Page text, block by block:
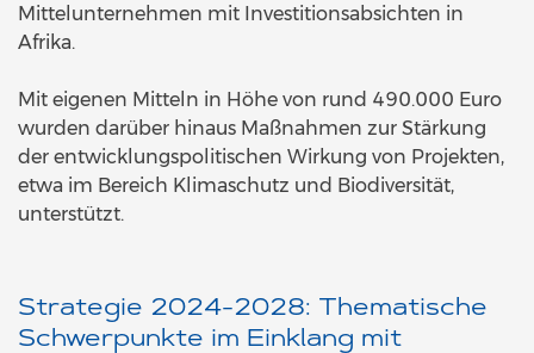
Mittelunternehmen mit Investitionsabsichten in
Afrika.
Mit eigenen Mitteln in Höhe von rund 490.000 Euro
wurden darüber hinaus Maßnahmen zur Stärkung
der entwicklungspolitischen Wirkung von Projekten,
etwa im Bereich Klimaschutz und Biodiversität,
unterstützt.
Strategie 2024-2028: Thematische
Schwerpunkte im Einklang mit